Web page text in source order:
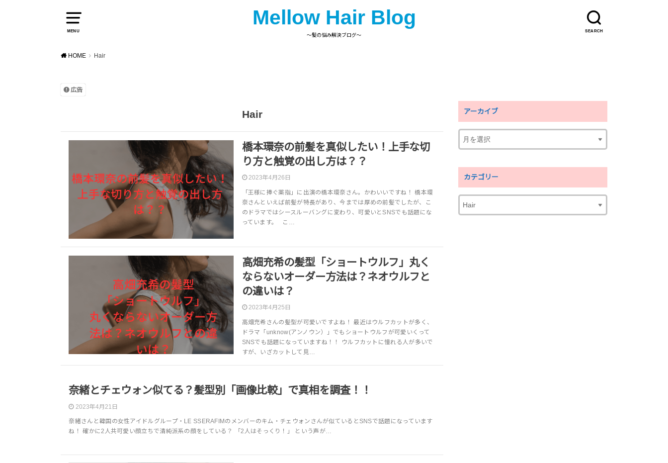
MENU SEARCH
Mellow Hair Blog
〜髪の悩み解決ブログ〜
HOME Hair
広告
Hair
橋本環奈の前髪を真似したい！上手な切
り方と触覚の出し方は？？
2023年4月26日
「王様に捧ぐ薬指」に出演の橋本環奈さん。かわいいですね！ 橋本環
奈さんといえば前髪が特長があり、今までは厚めの前髪でしたが、こ
のドラマではシースルーバングに変わり、可愛いとSNSでも話題にな
っています。 こ…
高畑充希の髪型「ショートウルフ」丸く
ならないオーダー方法は？ネオウルフと
の違いは？
2023年4月25日
高畑充希さんの髪型が可愛いですよね！ 最近はウルフカットが多く、
ドラマ「unknow(アンノウン）」でもショートウルフが可愛いくって
SNSでも話題になっていますね！！ ウルフカットに憧れる人が多いで
すが、いざカットして見…
奈緒とチェウォン似てる？髪型別「画像比較」で真相を調査！！
2023年4月21日
奈緒さんと韓国の女性アイドルグループ・LE SSERAFIMのメンバーのキム・チェウォンさんが似ているとSNSで話題になっています
ね！ 確かに2人共可愛い顔立ちで清純派系の顔をしている？ 「2人はそっくり！」 という声が…
アーカイブ
カテゴリー